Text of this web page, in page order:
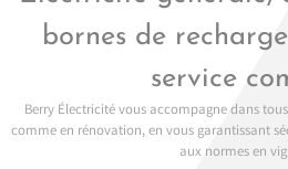
bornes de
service
Berry Électricité vous accompagne dans
comme en rénovation, en vous garantissant
aux normes en